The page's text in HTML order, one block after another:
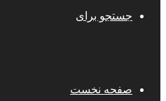
جستجو برای
صفحه نخست